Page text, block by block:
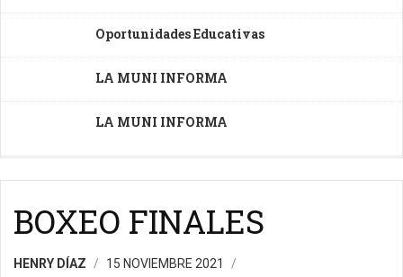
Oportunidades Educativas
LA MUNI INFORMA
LA MUNI INFORMA
BOXEO FINALES
HENRY DÍAZ
15 NOVIEMBRE 2021